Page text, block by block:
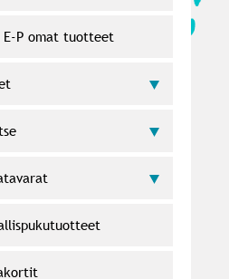
E-P omat tuotteet